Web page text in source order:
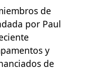
de
por Paul
y
de